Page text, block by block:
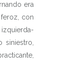
era
con